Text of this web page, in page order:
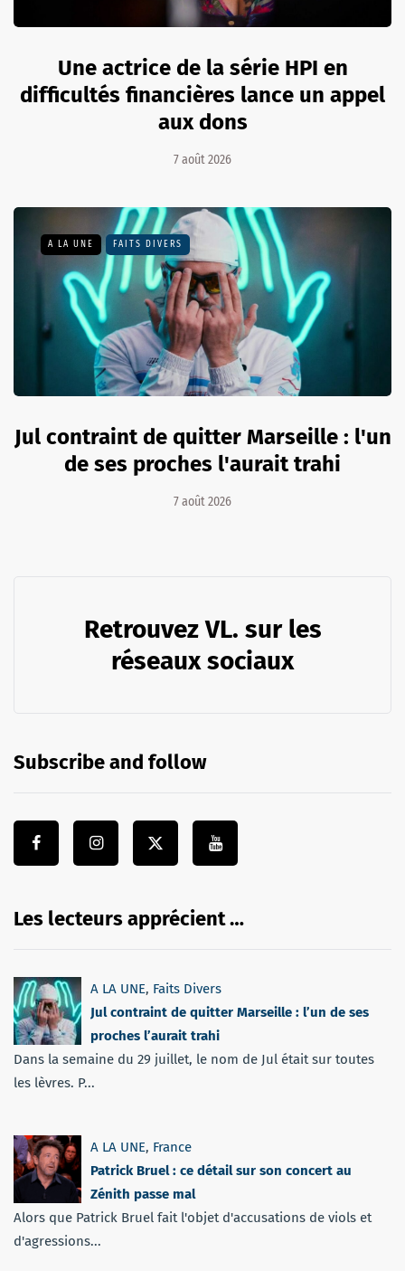
Une actrice de la série HPI en
difficultés financières lance un appel
aux dons
7 août 2026
A LA UNE FAITS DIVERS
Jul contraint de quitter Marseille : l'un
de ses proches l'aurait trahi
7 août 2026
Retrouvez VL. sur les
réseaux sociaux
Subscribe and follow
Les lecteurs apprécient …
A LA UNE, Faits Divers
Jul contraint de quitter Marseille : l’un de ses
proches l’aurait trahi
Dans la semaine du 29 juillet, le nom de Jul était sur toutes
les lèvres. P...
A LA UNE, France
Patrick Bruel : ce détail sur son concert au
Zénith passe mal
Alors que Patrick Bruel fait l'objet d'accusations de viols et
d'agressions...